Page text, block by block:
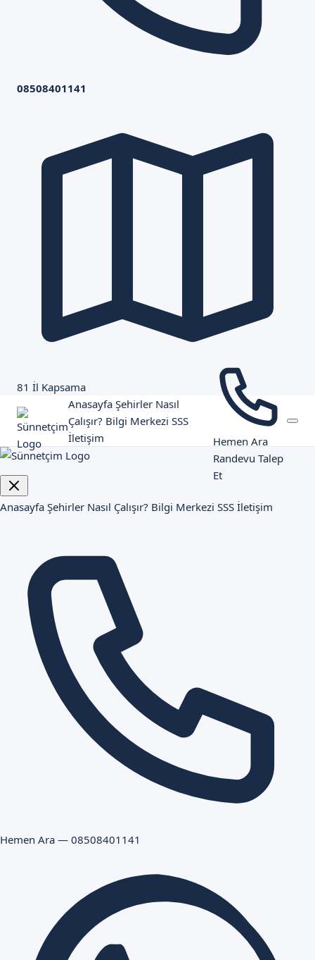
08508401141
81 İl Kapsama
Anasayfa Şehirler Nasıl
Çalışır? Bilgi Merkezi SSS
İletişim
Hemen Ara
Randevu Talep
Et
Anasayfa Şehirler Nasıl Çalışır? Bilgi Merkezi SSS İletişim
Hemen Ara — 08508401141